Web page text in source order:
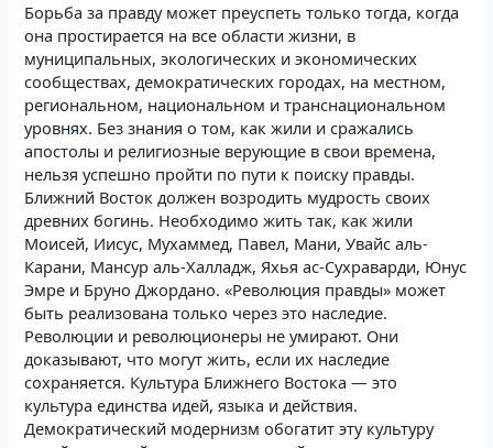
Борьба за правду может преуспеть только тогда, когда
она простирается на все области жизни, в
муниципальных, экологических и экономических
сообществах, демократических городах, на местном,
региональном, национальном и транснациональном
уровнях. Без знания о том, как жили и сражались
апостолы и религиозные верующие в свои времена,
нельзя успешно пройти по пути к поиску правды.
Ближний Восток должен возродить мудрость своих
древних богинь. Необходимо жить так, как жили
Моисей, Иисус, Мухаммед, Павел, Мани, Увайс аль-
Карани, Мансур аль-Халладж, Яхья ас-Сухраварди, Юнус
Эмре и Бруно Джордано. «Революция правды» может
быть реализована только через это наследие.
Революции и революционеры не умирают. Они
доказывают, что могут жить, если их наследие
сохраняется. Культура Ближнего Востока — это
культура единства идей, языка и действия.
Демократический модернизм обогатит эту культуру